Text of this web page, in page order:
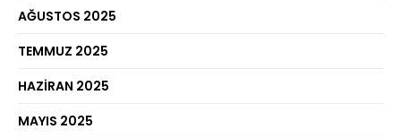
AĞUSTOS 2025
TEMMUZ 2025
HAZIRAN 2025
MAYIS 2025